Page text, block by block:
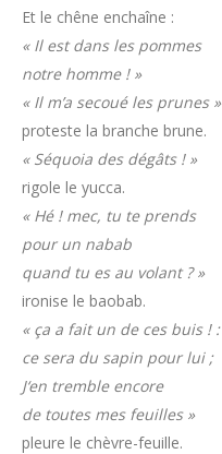
Et le chêne enchaîne :
« Il est dans les pommes
notre homme ! »
« Il m’a secoué les prunes »
proteste la branche brune.
« Séquoia des dégâts ! »
rigole le yucca.
« Hé ! mec, tu te prends
pour un nabab
quand tu es au volant ? »
ironise le baobab.
« ça a fait un de ces buis ! :
ce sera du sapin pour lui ;
J‘en tremble encore
de toutes mes feuilles »
pleure le chèvre-feuille.